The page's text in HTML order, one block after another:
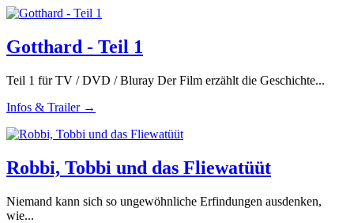
Gotthard - Teil 1
Teil 1 für TV / DVD / Bluray Der Film erzählt die Geschichte...
Infos & Trailer →
Robbi, Tobbi und das Fliewatüüt
Niemand kann sich so ungewöhnliche Erfindungen ausdenken,
wie...